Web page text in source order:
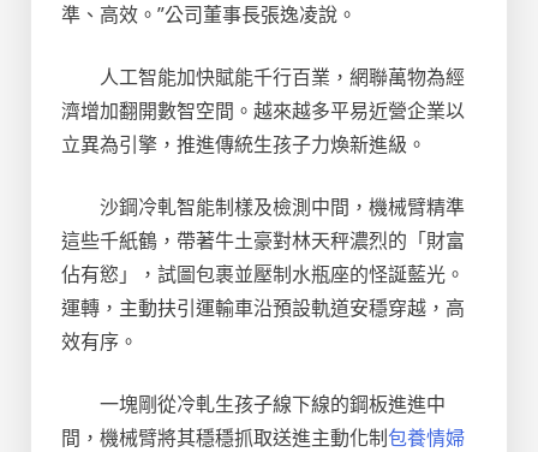
準、高效。”公司董事長張逸凌說。
人工智能加快賦能千行百業，網聯萬物為經
濟增加翻開數智空間。越來越多平易近營企業以
立異為引擎，推進傳統生孩子力煥新進級。
沙鋼冷軋智能制樣及檢測中間，機械臂精準
這些千紙鶴，帶著牛土豪對林天秤濃烈的「財富
佔有慾」，試圖包裹並壓制水瓶座的怪誕藍光。
運轉，主動扶引運輸車沿預設軌道安穩穿越，高
效有序。
一塊剛從冷軋生孩子線下線的鋼板進進中
間，機械臂將其穩穩抓取送進主動化制包養情婦